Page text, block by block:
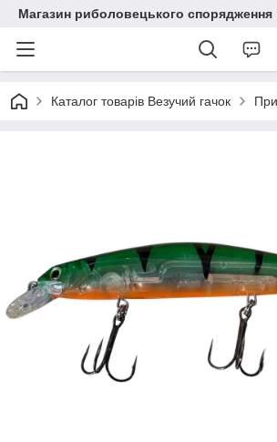
Магазин риболовецького спорядження
Каталог товарів Везучий гачок